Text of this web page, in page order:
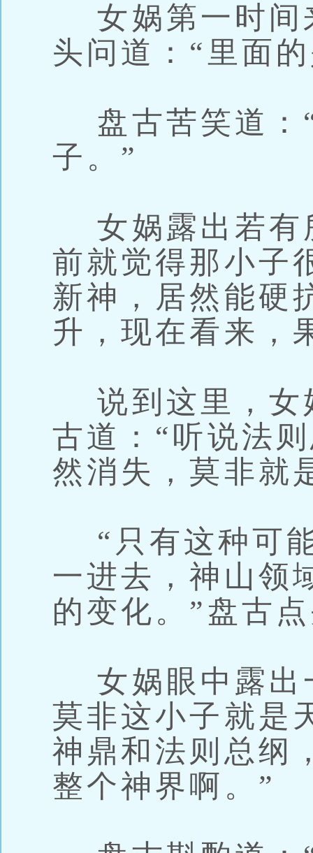
女娲第一时间
头问道：“里面
盘古苦笑道：
子。”
女娲露出若有
前就觉得那小子
新神，居然能硬
升，现在看来，
说到这里，女
古道：“听说法
然消失，莫非就
“只有这种可
一进去，神山领
的变化。”盘古
女娲眼中露出
莫非这小子就是
神鼎和法则总纲
整个神界啊。”